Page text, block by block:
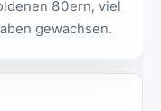
80ern, viel
gewachsen.